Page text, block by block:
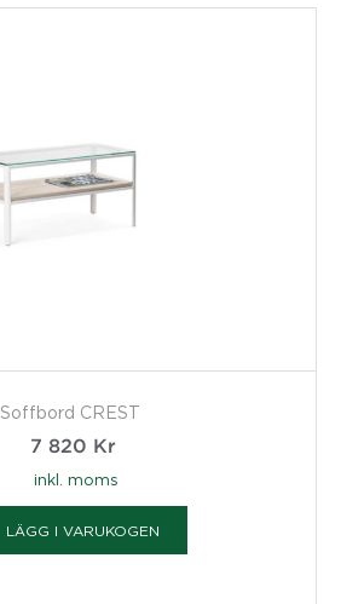
Soffbord CREST
7 820 Kr
inkl. moms
LÄGG I VARUKOGEN